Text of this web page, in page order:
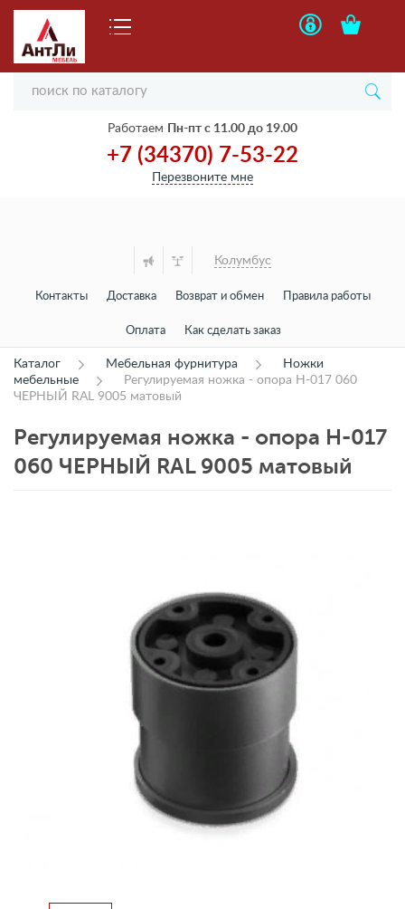
Работаем Пн-пт с 11.00 до 19.00
+7 (34370) 7-53-22
Перезвоните мне
Колумбус
Контакты Доставка Возврат и обмен Правила работы
Оплата Как сделать заказ
Каталог Мебельная фурнитура
Ножки
мебельные
Регулируемая ножка - опора Н-017 060
ЧЕРНЫЙ RAL 9005 матовый
Регулируемая ножка - опора Н-017
060 ЧЕРНЫЙ RAL 9005 матовый